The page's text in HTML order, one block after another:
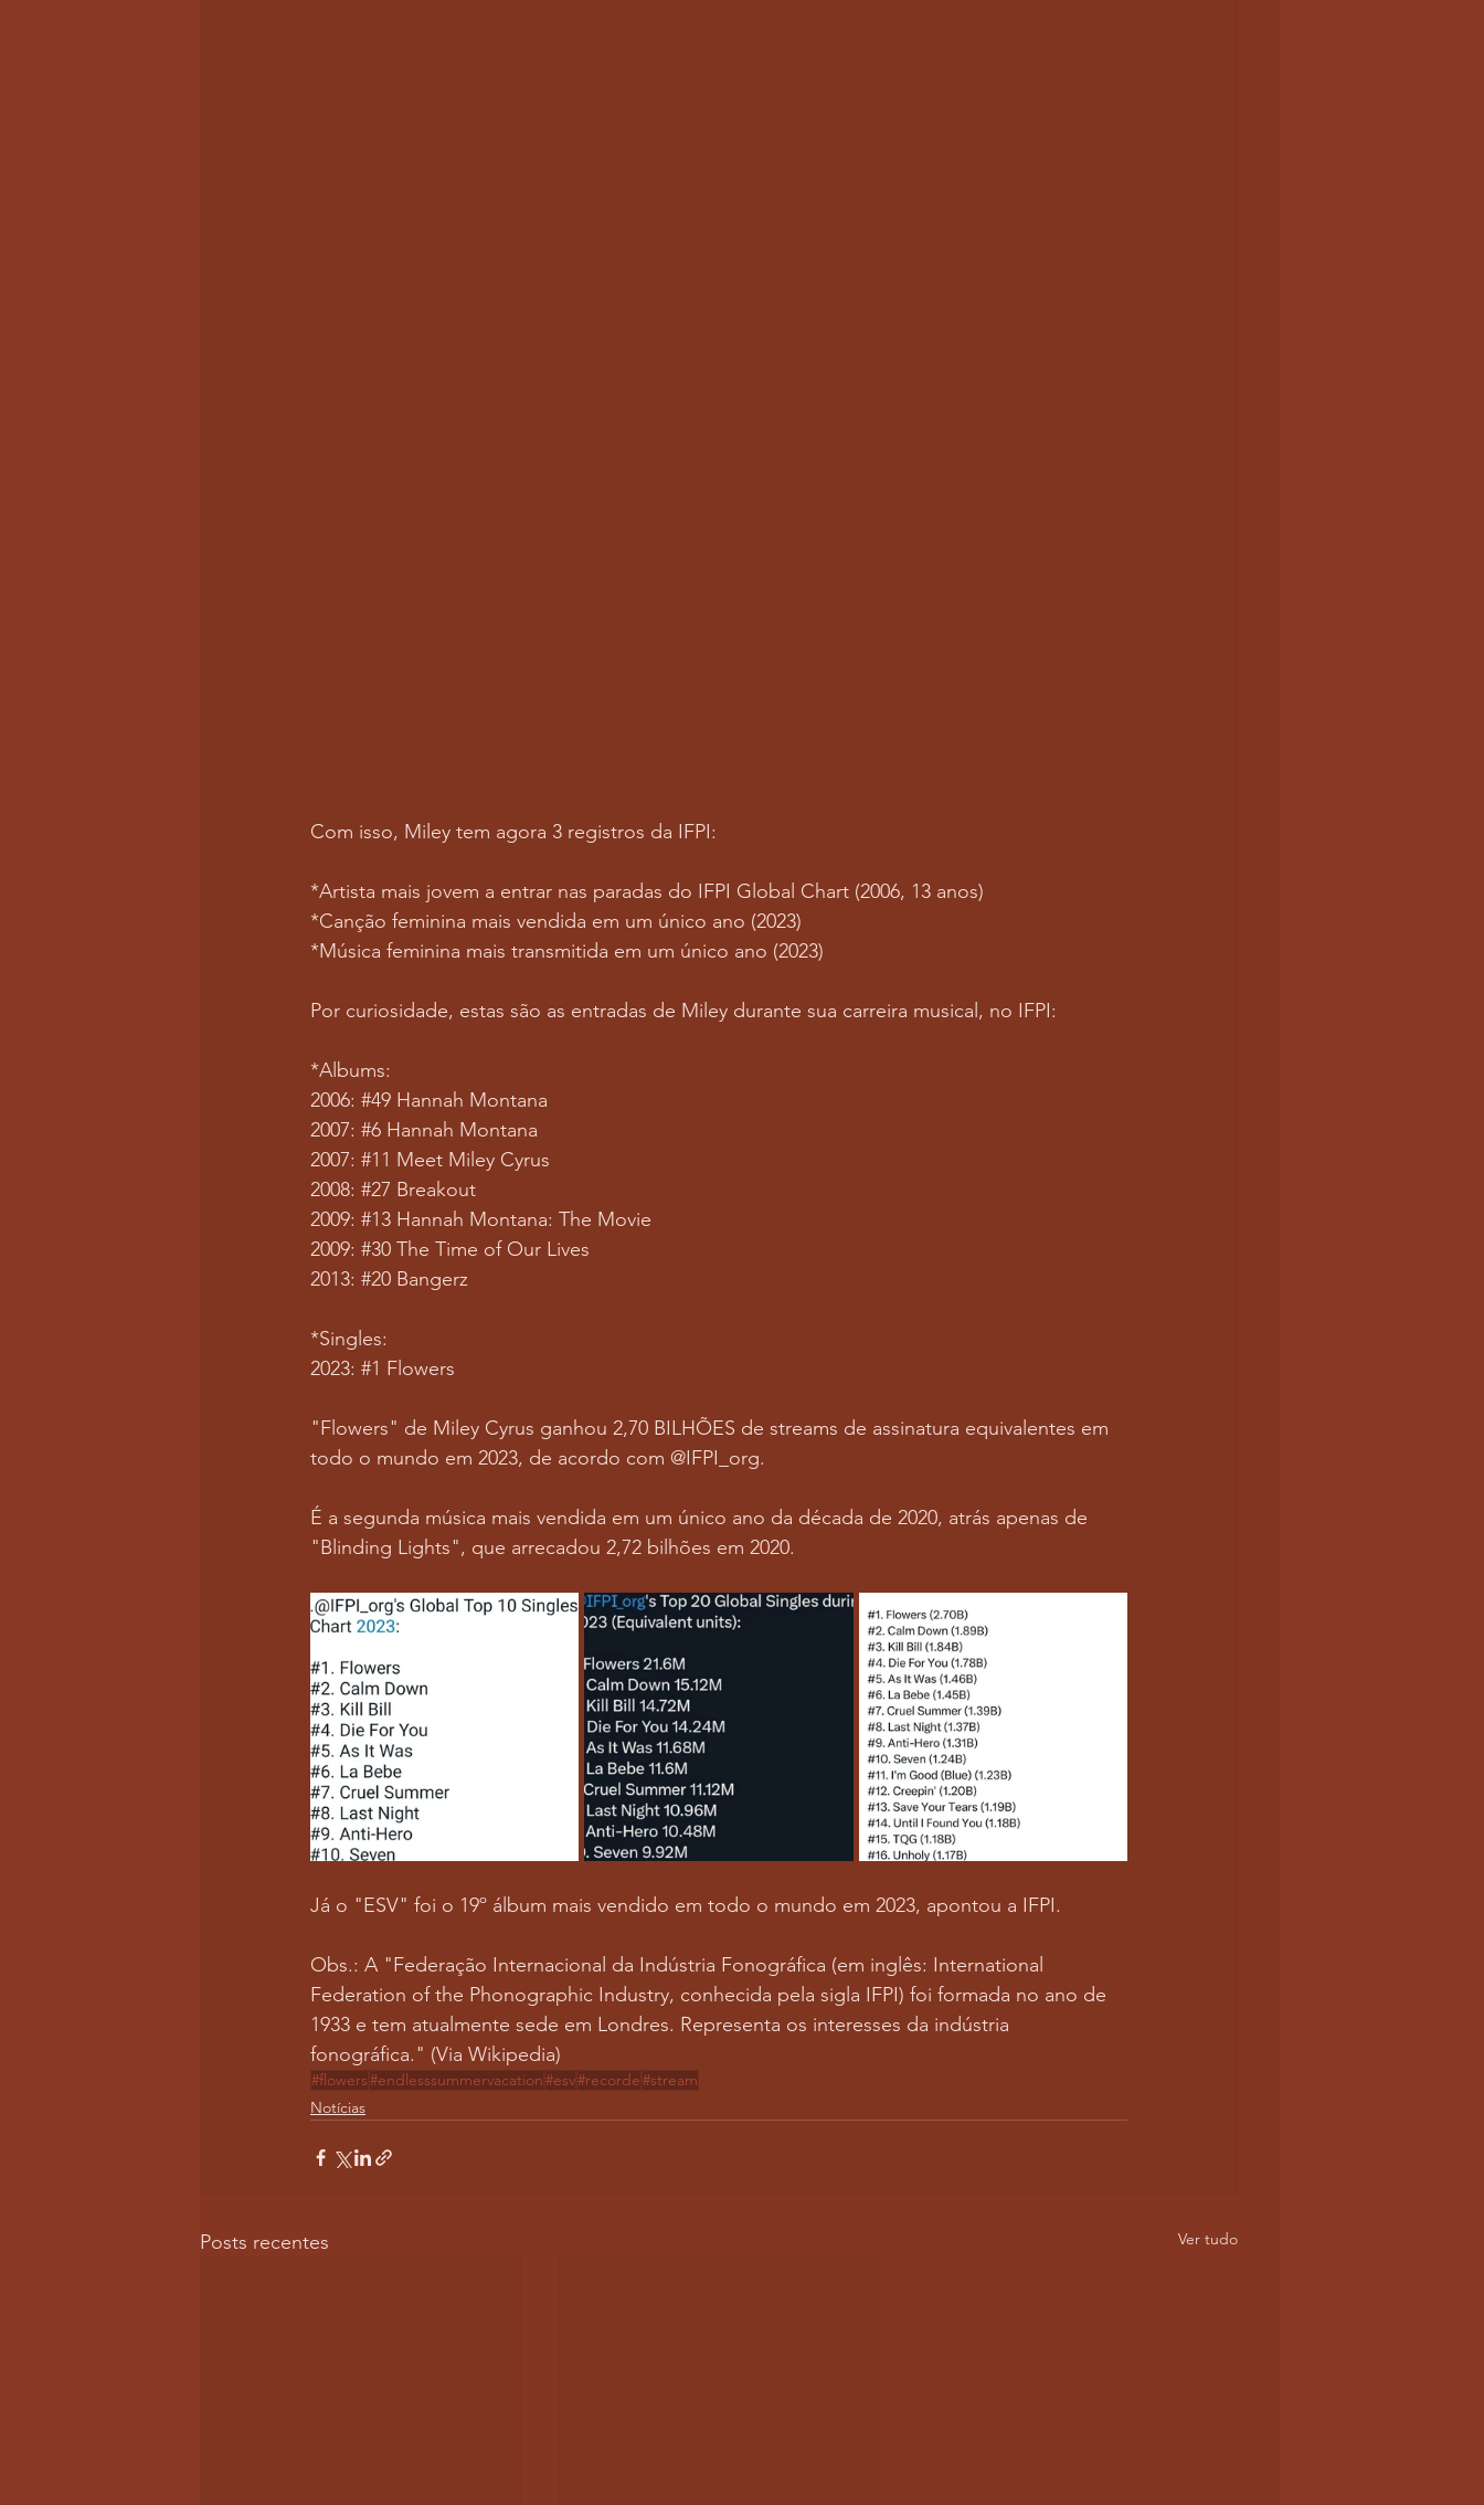
Com isso, Miley tem agora 3 registros da IFPI:
*Artista mais jovem a entrar nas paradas do IFPI Global Chart (2006, 13 anos)
*Canção feminina mais vendida em um único ano (2023)
*Música feminina mais transmitida em um único ano (2023)
Por curiosidade, estas são as entradas de Miley durante sua carreira musical, no IFPI:
*Albums:
2006: #49 Hannah Montana
2007: #6 Hannah Montana
2007: #11 Meet Miley Cyrus
2008: #27 Breakout
2009: #13 Hannah Montana: The Movie
2009: #30 The Time of Our Lives
2013: #20 Bangerz
*Singles:
2023: #1 Flowers
"Flowers" de Miley Cyrus ganhou 2,70 BILHÕES de streams de assinatura equivalentes em
todo o mundo em 2023, de acordo com @IFPI_org.
É a segunda música mais vendida em um único ano da década de 2020, atrás apenas de
"Blinding Lights", que arrecadou 2,72 bilhões em 2020.
Já o "ESV" foi o 19º álbum mais vendido em todo o mundo em 2023, apontou a IFPI.
Obs.: A "Federação Internacional da Indústria Fonográfica (em inglês: International
Federation of the Phonographic Industry, conhecida pela sigla IFPI) foi formada no ano de
1933 e tem atualmente sede em Londres. Representa os interesses da indústria
fonográfica." (Via Wikipedia)
#flowers#endlesssummervacation#esv#recorde#stream
Notícias
Posts recentes Ver tudo